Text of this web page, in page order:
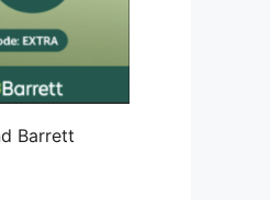
Barrett